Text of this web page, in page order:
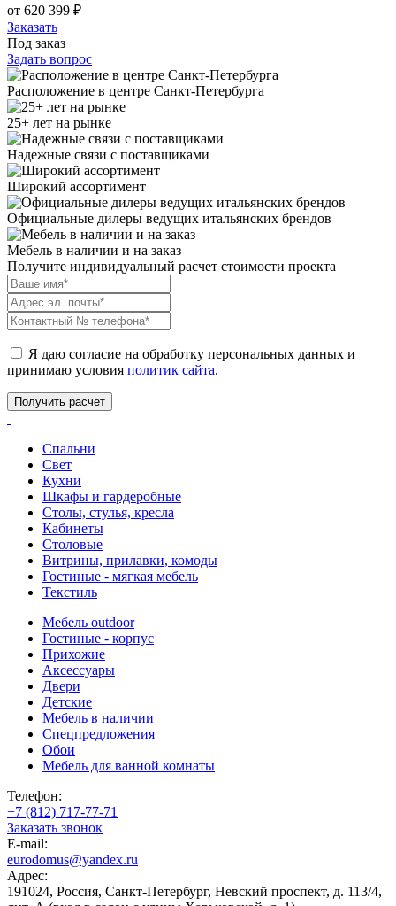
от 620 399 ₽
Заказать
Под заказ
Задать вопрос
Расположение в центре Санкт-Петербурга
25+ лет на рынке
Надежные связи с поставщиками
Широкий ассортимент
Официальные дилеры ведущих итальянских брендов
Мебель в наличии и на заказ
Получите индивидуальный расчет стоимости проекта
Я даю согласие на обработку персональных данных и
принимаю условия политик сайта.
Спальни
Свет
Кухни
Шкафы и гардеробные
Столы, стулья, кресла
Кабинеты
Столовые
Витрины, прилавки, комоды
Гостиные - мягкая мебель
Текстиль
Мебель outdoor
Гостиные - корпус
Прихожие
Аксессуары
Двери
Детские
Мебель в наличии
Спецпредложения
Обои
Мебель для ванной комнаты
Телефон:
+7 (812) 717-77-71
Заказать звонок
E-mail:
eurodomus@yandex.ru
Адрес:
191024, Россия, Санкт-Петербург, Невский проспект, д. 113/4,